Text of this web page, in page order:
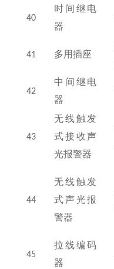
40
时间继电
器
41 多用插座
42
中间继电
器
43
无线触发
式接收声
光报警器
44
无线触发
式声光报
警器
45
拉线编码
器